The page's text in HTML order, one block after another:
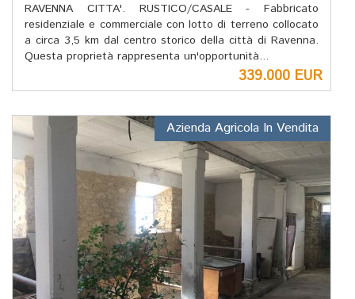
RAVENNA CITTA'. RUSTICO/CASALE - Fabbricato
residenziale e commerciale con lotto di terreno collocato
a circa 3,5 km dal centro storico della città di Ravenna.
Questa proprietà rappresenta un'opportunità...
339.000 EUR
Azienda Agricola In Vendita